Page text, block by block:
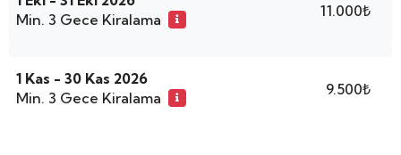
Min. 3 Gece Kiralama
11.000₺
1 Kas - 30 Kas 2026
Min. 3 Gece Kiralama
9.500₺